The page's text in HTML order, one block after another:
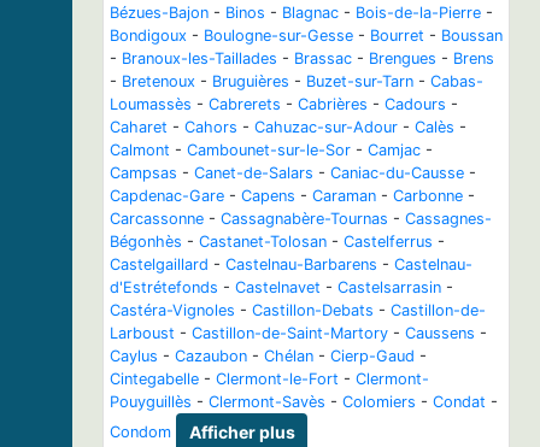
Bézues-Bajon - Binos - Blagnac - Bois-de-la-Pierre -
Bondigoux - Boulogne-sur-Gesse - Bourret - Boussan
- Branoux-les-Taillades - Brassac - Brengues - Brens
- Bretenoux - Bruguières - Buzet-sur-Tarn - Cabas-
Loumassès - Cabrerets - Cabrières - Cadours -
Caharet - Cahors - Cahuzac-sur-Adour - Calès -
Calmont - Cambounet-sur-le-Sor - Camjac -
Campsas - Canet-de-Salars - Caniac-du-Causse -
Capdenac-Gare - Capens - Caraman - Carbonne -
Carcassonne - Cassagnabère-Tournas - Cassagnes-
Bégonhès - Castanet-Tolosan - Castelferrus -
Castelgaillard - Castelnau-Barbarens - Castelnau-
d'Estrétefonds - Castelnavet - Castelsarrasin -
Castéra-Vignoles - Castillon-Debats - Castillon-de-
Larboust - Castillon-de-Saint-Martory - Caussens -
Caylus - Cazaubon - Chélan - Cierp-Gaud -
Cintegabelle - Clermont-le-Fort - Clermont-
Pouyguillès - Clermont-Savès - Colomiers - Condat -
Condom
Afficher plus